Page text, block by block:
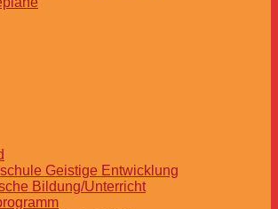
Geistige Entwicklung
Bildung/Unterricht